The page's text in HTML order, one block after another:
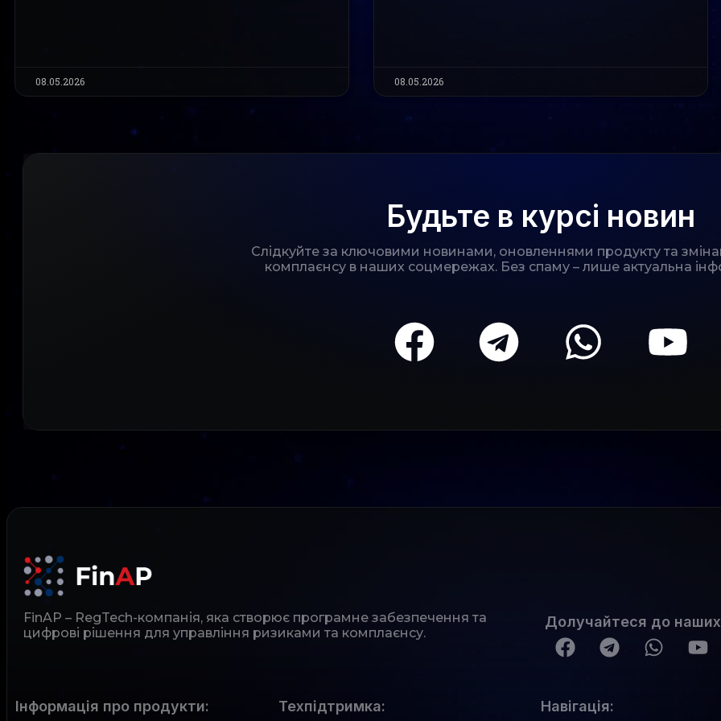
08.05.2026 08.05.2026
Будьте в курсі новин
Слідкуйте за ключовими новинами, оновленнями продукту та
комплаєнсу в наших соцмережах. Без спаму – лише актуальна
FinAP – RegTech-компанія, яка створює програмне забезпечення та
цифрові рішення для управління ризиками та комплаєнсу.
Долучайтеся до
Інформація про продукти: Техпідтримка: Навігація: